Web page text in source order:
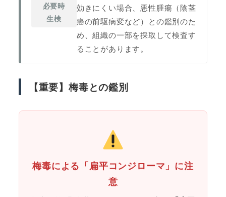
必要時
生検
効きにくい場合、悪性腫瘍（陰茎
癌の前駆病変など）との鑑別のた
め、組織の一部を採取して検査す
ることがあります。
【重要】梅毒との鑑別
梅毒による「扁平コンジローマ」に注
意